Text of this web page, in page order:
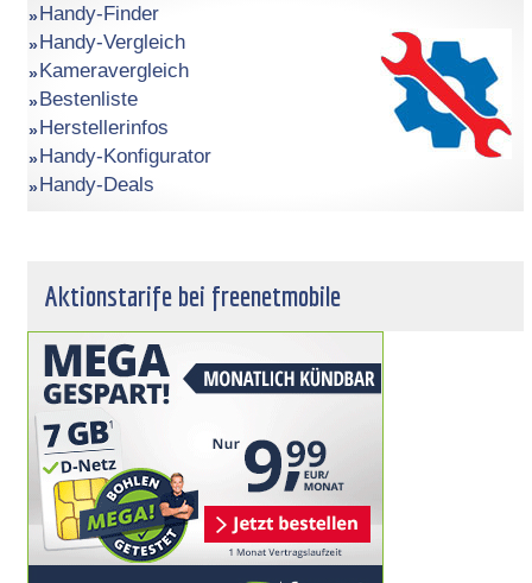
Handy-Finder
Handy-Vergleich
Kameravergleich
Bestenliste
Herstellerinfos
Handy-Konfigurator
Handy-Deals
Aktionstarife bei freenetmobile